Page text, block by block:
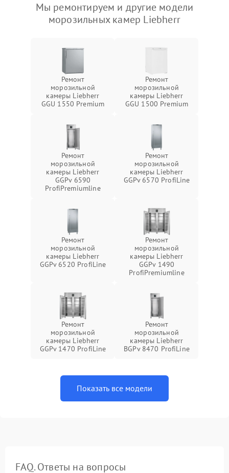
Мы ремонтируем и другие модели
морозильных камер Liebherr
Ремонт
морозильной
камеры Liebherr
GGU 1550 Premium
Ремонт
морозильной
камеры Liebherr
GGU 1500 Premium
Ремонт
морозильной
камеры Liebherr
GGPv 6590
ProfiPremiumline
Ремонт
морозильной
камеры Liebherr
GGPv 6570 ProfiLine
Ремонт
морозильной
камеры Liebherr
GGPv 6520 ProfiLine
Ремонт
морозильной
камеры Liebherr
GGPv 1490
ProfiPremiumline
Ремонт
морозильной
камеры Liebherr
GGPv 1470 ProfiLine
Ремонт
морозильной
камеры Liebherr
BGPv 8470 ProfiLine
Показать все модели
FAQ. Ответы на вопросы